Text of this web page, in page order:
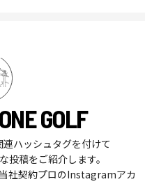
GOLF
連ハッシュタグを付けて
投稿をご紹介します。
社契約プロのInstagramアカ